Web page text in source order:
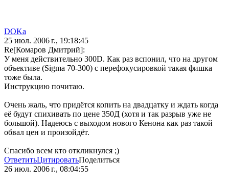
DOKa
25 июл. 2006 г., 19:18:45
Re[Комаров Дмитрий]:
У меня действительно 300D. Как раз вспонил, что на другом
объективе (Sigma 70-300) с перефокусировкой такая фишка
тоже была.
Инструкцию почитаю.
Очень жаль, что придётся копить на двадцатку и ждать когда
её будут спихивать по цене 350Д (хотя и так разрыв уже не
большой). Надеюсь с выходом нового Кенона как раз такой
обвал цен и произойдёт.
Спасибо всем кто откликнулся ;)
ОтветитьЦитироватьПоделиться
26 июл. 2006 г., 08:04:55